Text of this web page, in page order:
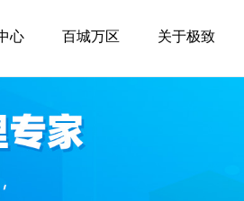
心 百城万区 关于极致